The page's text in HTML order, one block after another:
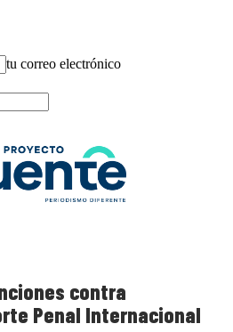
tu correo electrónico
contra
Penal Internacional